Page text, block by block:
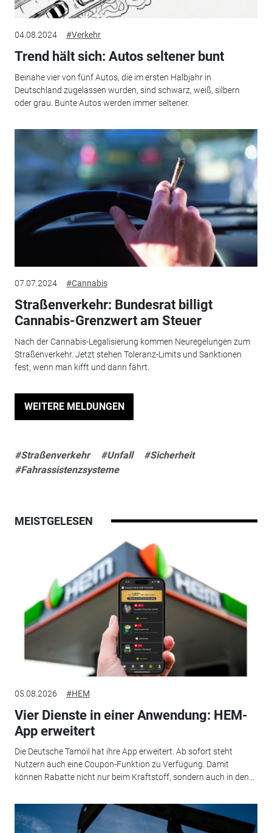
04.08.2024 #Verkehr
Trend hält sich: Autos seltener bunt
Beinahe vier von fünf Autos, die im ersten Halbjahr in
Deutschland zugelassen wurden, sind schwarz, weiß, silbern
oder grau. Bunte Autos werden immer seltener.
07.07.2024 #Cannabis
Straßenverkehr: Bundesrat billigt
Cannabis-Grenzwert am Steuer
Nach der Cannabis-Legalisierung kommen Neuregelungen zum
Straßenverkehr. Jetzt stehen Toleranz-Limits und Sanktionen
fest, wenn man kifft und dann fährt.
WEITERE MELDUNGEN
#Straßenverkehr #Unfall
#Sicherheit
#Fahrassistenzsysteme
MEISTGELESEN
05.08.2026 #HEM
Vier Dienste in einer Anwendung: HEM-
App erweitert
Die Deutsche Tamoil hat ihre App erweitert. Ab sofort steht
Nutzern auch eine Coupon-Funktion zu Verfügung. Damit
können Rabatte nicht nur beim Kraftstoff, sondern auch in den...